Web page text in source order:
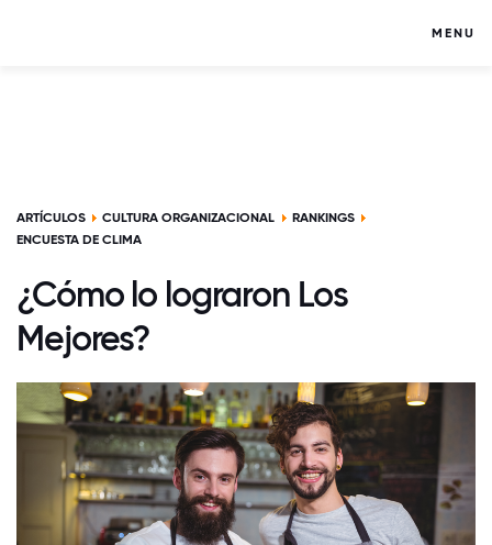
MENU
ARTÍCULOS CULTURA ORGANIZACIONAL
RANKINGS
ENCUESTA DE CLIMA
¿Cómo lo lograron Los
Mejores?